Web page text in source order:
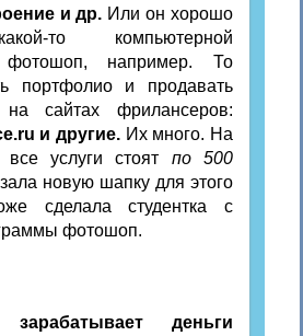
и др. Или он хорошо
то компьютерной
фотошоп, например. То
портфолио и продавать
сайтах фрилансеров:
и другие. Их много. На
услуги стоят по 500
новую шапку для этого
сделала студентка с
фотошоп.
деньги